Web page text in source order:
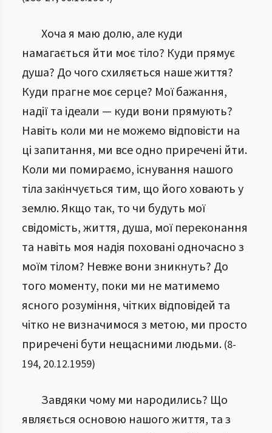
Хоча я маю долю, але куди
намагається йти моє тіло? Куди прямує
душа? До чого схиляється наше життя?
Куди прагне моє серце? Мої бажання,
надії та ідеали — куди вони прямують?
Навіть коли ми не можемо відповісти на
ці запитання, ми все одно приречені йти.
Коли ми помираємо, існування нашого
тіла закінчується тим, що його ховають у
землю. Якщо так, то чи будуть мої
свідомість, життя, душа, мої переконання
та навіть моя надія поховані одночасно з
моїм тілом? Невже вони зникнуть? До
того моменту, поки ми не матимемо
ясного розуміння, чітких відповідей та
чітко не визначимося з метою, ми просто
приречені бути нещасними людьми. (8-
194, 20.12.1959)
Завдяки чому ми народились? Що
являється основою нашого життя, та з